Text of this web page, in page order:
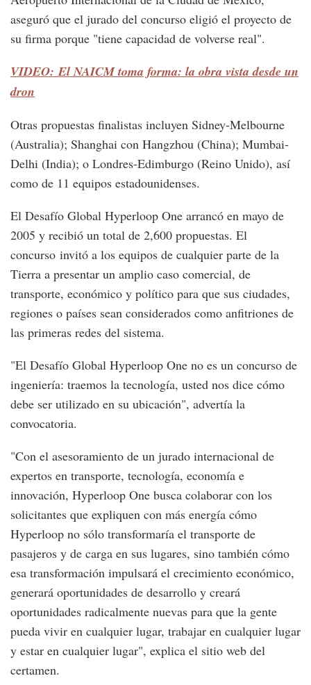
aseguró que el jurado del concurso eligió el proyecto de
su firma porque "tiene capacidad de volverse real".
VIDEO: El NAICM toma forma: la obra vista desde un
dron
Otras propuestas finalistas incluyen Sidney-Melbourne
(Australia); Shanghai con Hangzhou (China); Mumbai-
Delhi (India); o Londres-Edimburgo (Reino Unido), así
como de 11 equipos estadounidenses.
El Desafío Global Hyperloop One arrancó en mayo de
2005 y recibió un total de 2,600 propuestas. El
concurso invitó a los equipos de cualquier parte de la
Tierra a presentar un amplio caso comercial, de
transporte, económico y político para que sus ciudades,
regiones o países sean considerados como anfitriones de
las primeras redes del sistema.
"El Desafío Global Hyperloop One no es un concurso de
ingeniería: traemos la tecnología, usted nos dice cómo
debe ser utilizado en su ubicación", advertía la
convocatoria.
"Con el asesoramiento de un jurado internacional de
expertos en transporte, tecnología, economía e
innovación, Hyperloop One busca colaborar con los
solicitantes que expliquen con más energía cómo
Hyperloop no sólo transformaría el transporte de
pasajeros y de carga en sus lugares, sino también cómo
esa transformación impulsará el crecimiento económico,
generará oportunidades de desarrollo y creará
oportunidades radicalmente nuevas para que la gente
pueda vivir en cualquier lugar, trabajar en cualquier lugar
y estar en cualquier lugar", explica el sitio web del
certamen.